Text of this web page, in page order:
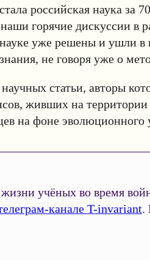
российская наука за
горячие дискуссии в
уже решены и ушли
не говоря уже о
статьи, авторы
живших на
на фоне эволюционного
учёных во время
канале T-invariant.